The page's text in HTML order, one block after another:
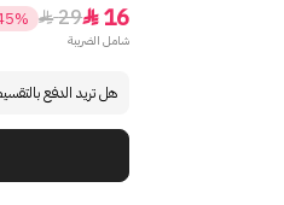
16

29

شامل الضريبة
هل تريد الدفع